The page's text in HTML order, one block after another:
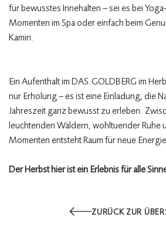
für bewusstes Innehalten – sei es bei
Momenten im Spa oder einfach beim
Kamin.
Ein Aufenthalt im DAS.GOLDBERG im
nur Erholung – es ist eine Einladung, die
Jahreszeit ganz bewusst zu erleben.
leuchtenden Wäldern, wohltuender Ruhe
Momenten entsteht Raum für neue
Der Herbst hier ist ein Erlebnis für alle
ZURÜCK ZUR